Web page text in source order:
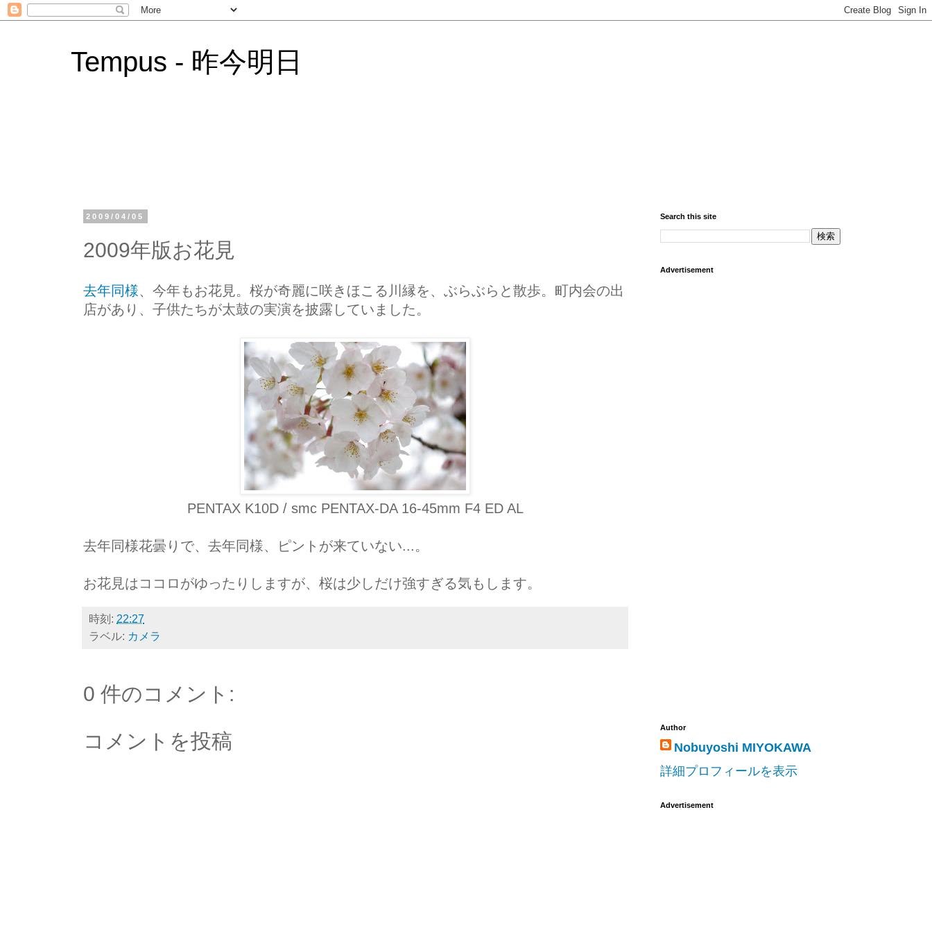
Tempus - 昨今明日
2009/04/05
2009年版お花見
去年同様、今年もお花見。桜が奇麗に咲きほこる川縁を、ぶらぶらと散歩。町内会の出
店があり、子供たちが太鼓の実演を披露していました。
PENTAX K10D / smc PENTAX-DA 16-45mm F4 ED AL
去年同様花曇りで、去年同様、ピントが来ていない...。
お花見はココロがゆったりしますが、桜は少しだけ強すぎる気もします。
時刻: 22:27
ラベル: カメラ
0 件のコメント:
コメントを投稿
Search this site
Advertisement
Author
Nobuyoshi MIYOKAWA
詳細プロフィールを表示
Advertisement